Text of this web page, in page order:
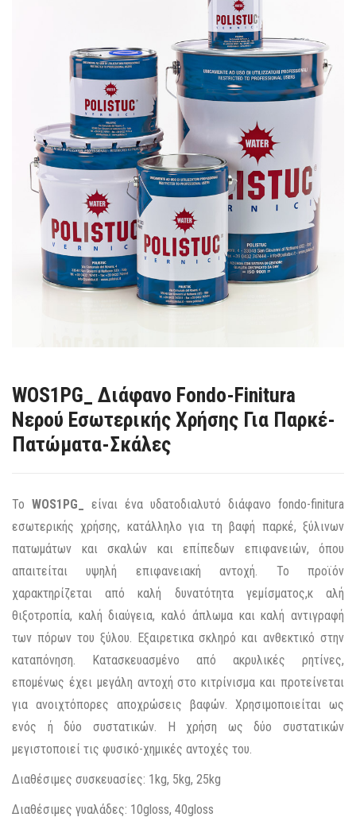
WOS1PG_ Διάφανο Fondo-Finitura
Νερού Εσωτερικής Χρήσης Για Παρκέ-
Πατώματα-Σκάλες
Το WOS1PG_
είναι ένα υδατοδιαλυτό διάφανο fondo-finitura
εσωτερικής χρήσης, κατάλληλο για τη βαφή παρκέ, ξύλινων
πατωμάτων και σκαλών και επίπεδων επιφανειών, όπου
απαιτείται υψηλή επιφανειακή αντοχή. Το προϊόν
χαρακτηρίζεται από καλή δυνατότητα γεμίσματος,κ αλή
θιξοτροπία, καλή διαύγεια, καλό άπλωμα και καλή αντιγραφή
των πόρων του ξύλου. Εξαιρετικα σκληρό και ανθεκτικό στην
καταπόνηση. Κατασκευασμένο από ακρυλικές ρητίνες,
επομένως έχει μεγάλη αντοχή στο κιτρίνισμα και προτείνεται
για ανοιχτόπορες αποχρώσεις βαφών. Χρησιμοποιείται ως
ενός ή δύο συστατικών. Η χρήση ως δύο συστατικών
μεγιστοποιεί τις φυσικό-χημικές αντοχές του.
Διαθέσιμες συσκευασίες: 1kg, 5kg, 25kg
Διαθέσιμες γυαλάδες: 10gloss, 40gloss